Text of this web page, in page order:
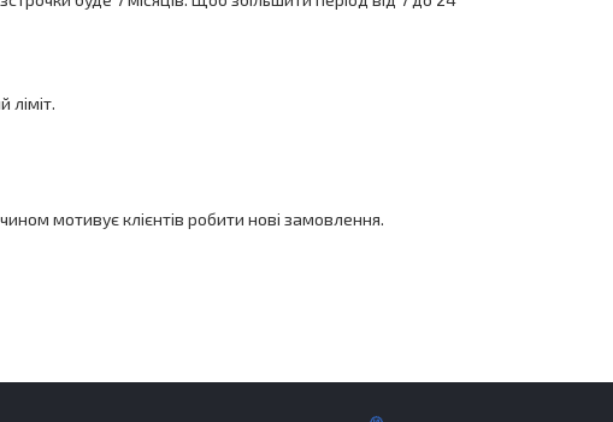
ліміт.
мотивує клієнтів робити нові замовлення.